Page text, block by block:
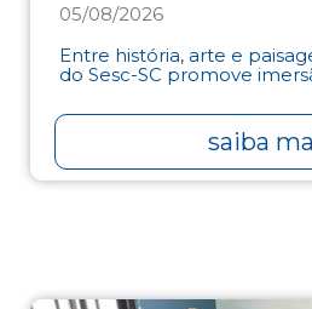
05/08/2026
Entre história, arte e
do Sesc-SC promove
saiba